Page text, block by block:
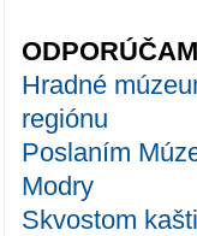
Hradné
regiónu
Poslaním
Modry
Skvostom